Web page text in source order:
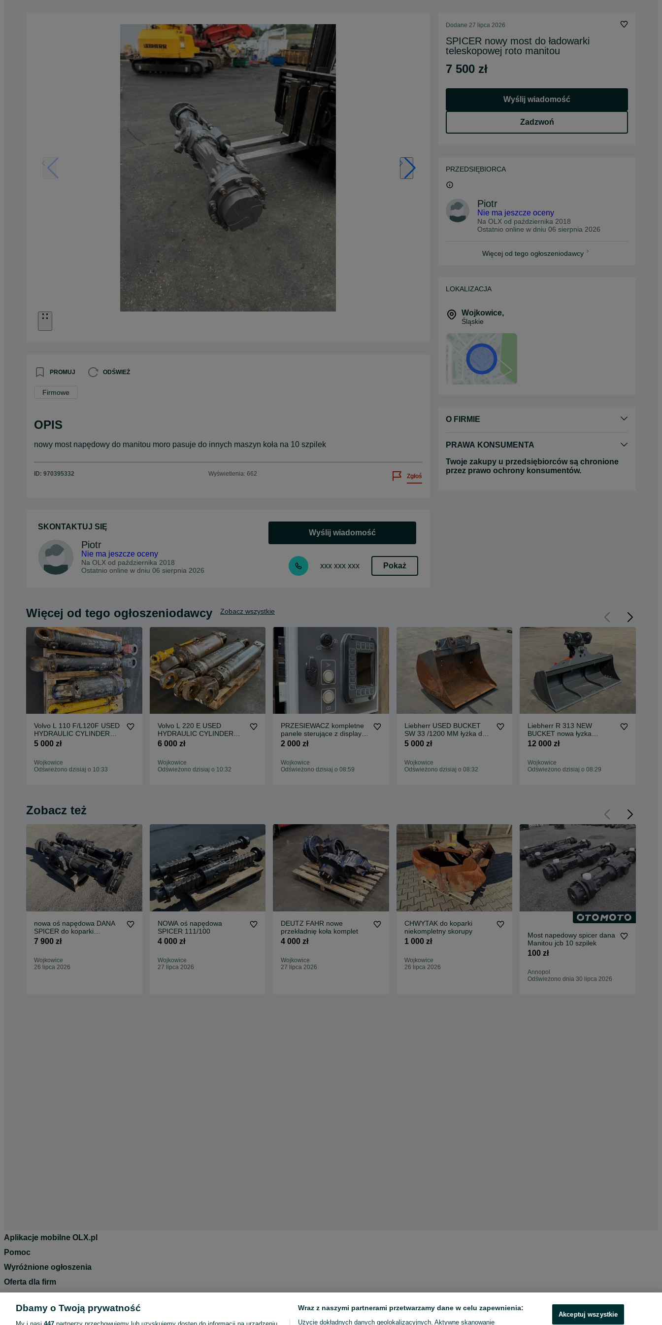
PROMUJ ODŚWIEŻ
Firmowe
OPIS
nowy most napędowy do manitou moro pasuje do innych maszyn koła na 10 szpilek
ID: 970395332 Wyświetlenia: 662 Zgłoś
SKONTAKTUJ SIĘ
Piotr
Nie ma jeszcze oceny
Na OLX od października 2018
Ostatnio online w dniu 06 sierpnia 2026
Wyślij wiadomość
xxx xxx xxx Pokaż
Dodane 27 lipca 2026
SPICER nowy most do ładowarki
teleskopowej roto manitou
7 500 zł
Wyślij wiadomość
Zadzwoń
PRZEDSIĘBIORCA
Piotr
Nie ma jeszcze oceny
Na OLX od października 2018
Ostatnio online w dniu 06 sierpnia 2026
Więcej od tego ogłoszeniodawcy
LOKALIZACJA
Wojkowice,
Śląskie
O FIRMIE
PRAWA KONSUMENTA
Twoje zakupy u przedsiębiorców są chronione
przez prawo ochrony konsumentów.
Więcej od tego ogłoszeniodawcy Zobacz wszystkie
Volvo L 110 F/L120F USED
HYDRAULIC CYLINDER
komplqetbsiłowników do
5 000 zł
Wojkowice
Odświeżono dzisiaj o 10:33
Volvo L 220 E USED
HYDRAULIC CYLINDER
komplet siłowników do
6 000 zł
Wojkowice
Odświeżono dzisiaj o 10:32
PRZESIEWACZ kompletne
panele sterujące z display
nowe
2 000 zł
Wojkowice
Odświeżono dzisiaj o 08:59
Liebherr USED BUCKET
SW 33 /1200 MM łyżka do
koparki 14-16 ton jak nowa
5 000 zł
Wojkowice
Odświeżono dzisiaj o 08:32
Liebherr R 313 NEW
BUCKET nowa łyzka
skarpowa do koparki 14-16
12 000 zł
Wojkowice
Odświeżono dzisiaj o 08:29
Zobacz też
nowa oś napędowa DANA
SPICER do koparki
ładowarki teleskopowej
7 900 zł
Wojkowice
26 lipca 2026
NOWA oś napędowa
SPICER 111/100
4 000 zł
Wojkowice
27 lipca 2026
DEUTZ FAHR nowe
przekładnię koła komplet
4 000 zł
Wojkowice
27 lipca 2026
CHWYTAK do koparki
niekompletny skorupy
1 000 zł
Wojkowice
26 lipca 2026
Most napedowy spicer dana
Manitou jcb 10 szpilek
100 zł
Annopol
Odświeżono dnia 30 lipca 2026
Aplikacje mobilne OLX.pl
Pomoc
Wyróżnione ogłoszenia
Oferta dla firm
Regulamin
Dbamy o Twoją prywatność Wraz z naszymi partnerami przetwarzamy dane w celu zapewnienia:
Użycie dokładnych danych geolokalizacyjnych. Aktywne skanowanie
Akceptuj wszystkie